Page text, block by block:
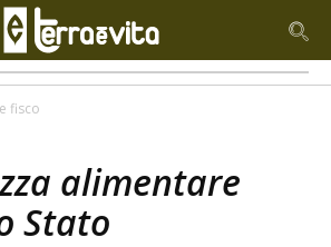
fisco
alimentare
Stato